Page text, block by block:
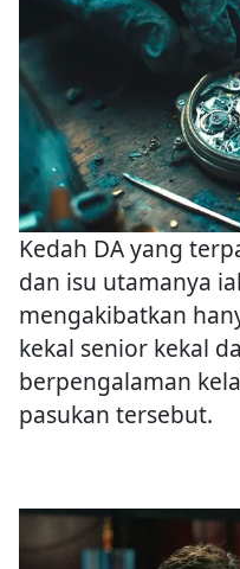
Kedah DA yang
dan isu utamanya
mengakibatkan
kekal senior kekal
berpengalaman
pasukan tersebut.